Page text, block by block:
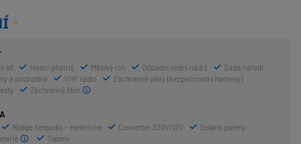
síť Hasící přístroj Mlhový roh Odpadní vodní nádrž
Sada nářadí
a pochodně
VHF rádio
Záchranné pásy (bezpečnostní harnesy)
Záchranný člun
Bildge čerpadlo – elektrické Converter 230V/12V
Solární panely
Topení